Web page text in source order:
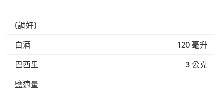
(調好)
白酒
120 毫升
巴西里
3 公克
鹽適量